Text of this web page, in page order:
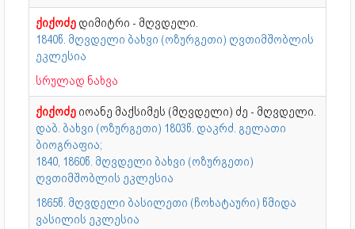
ქიქოძე დიმიტრი - მღვდელი.
1840წ. მღვდელი ბახვი (ოზურგეთი) ღვთიმშობლის
ეკლესია
სრულად ნახვა
ქიქოძე იოანე მაქსიმეს (მღვდელი) ძე - მღვდელი.
დაბ. ბახვი (ოზურგეთი) 1803წ. დაკრძ. გელათი
ბიოგრაფია;
1840, 1860წ. მღვდელი ბახვი (ოზურგეთი)
ღვთიმშობლის ეკლესია
1865წ. მღვდელი ბასილეთი (ჩოხატაური) წმიდა
ვასილის ეკლესია